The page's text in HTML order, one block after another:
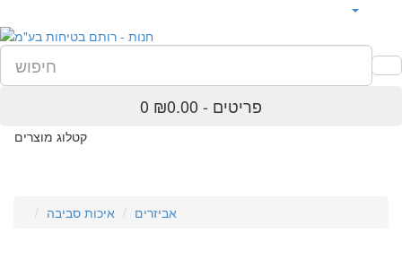
0 פריטים - ₪0.00
קטלוג מוצרים
איכות סביבה אביזרים